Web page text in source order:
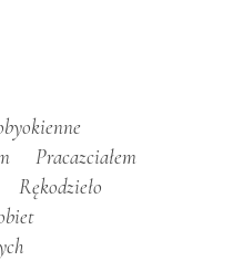
Pracazciałem
Rękodzieło